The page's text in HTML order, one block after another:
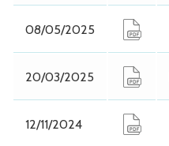
08/05/2025
20/03/2025
12/11/2024